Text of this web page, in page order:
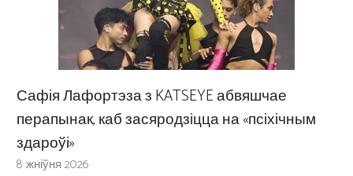
Сафія Лафортэза з KATSEYE абвяшчае
перапынак, каб засяродзіцца на «псіхічным
здароўі»
8 жніўня 2026